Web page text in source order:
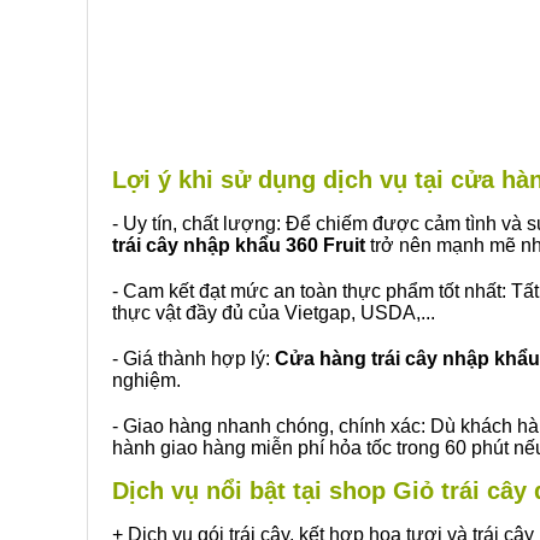
Lợi ý khi sử dụng dịch vụ tại cửa
- Uy tín, chất lượng: Để chiếm được cảm tình và
trái cây nhập khẩu 360 Fruit trở nên mạnh mẽ
- Cam kết đạt mức an toàn thực phẩm tốt nhất:
thực vật đầy đủ của Vietgap, USDA,...
- Giá thành hợp lý: Cửa hàng trái cây nhập
nghiệm.
- Giao hàng nhanh chóng, chính xác: Dù khách
hành giao hàng miễn phí hỏa tốc trong 60 phút
Dịch vụ nổi bật tại shop Giỏ trái cây
+ Dịch vụ gói trái cây, kết hợp hoa tươi và trái